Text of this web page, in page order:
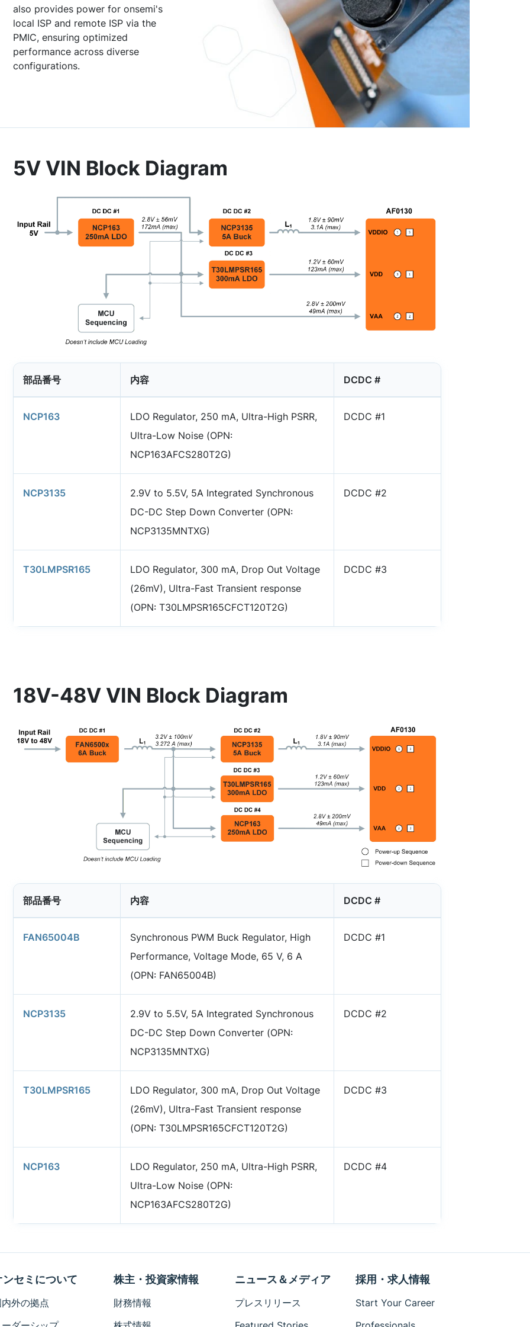
also provides power for onsemi's
local ISP and remote ISP via the
PMIC, ensuring optimized
performance across diverse
configurations.
5V VIN Block Diagram
部品番号 内容 DCDC #
NCP163
LDO Regulator, 250 mA, Ultra-High PSRR,
Ultra-Low Noise (OPN:
NCP163AFCS280T2G)
DCDC #1
NCP3135
2.9V to 5.5V, 5A Integrated Synchronous
DC-DC Step Down Converter (OPN:
NCP3135MNTXG)
DCDC #2
T30LMPSR165
LDO Regulator, 300 mA, Drop Out Voltage
(26mV), Ultra-Fast Transient response
(OPN: T30LMPSR165CFCT120T2G)
DCDC #3
18V-48V VIN Block Diagram
部品番号 内容 DCDC #
FAN65004B
Synchronous PWM Buck Regulator, High
Performance, Voltage Mode, 65 V, 6 A
(OPN: FAN65004B)
DCDC #1
NCP3135
2.9V to 5.5V, 5A Integrated Synchronous
DC-DC Step Down Converter (OPN:
NCP3135MNTXG)
DCDC #2
T30LMPSR165
LDO Regulator, 300 mA, Drop Out Voltage
(26mV), Ultra-Fast Transient response
(OPN: T30LMPSR165CFCT120T2G)
DCDC #3
NCP163
LDO Regulator, 250 mA, Ultra-High PSRR,
Ultra-Low Noise (OPN:
NCP163AFCS280T2G)
DCDC #4
ンセミについて
内外の拠点
株主・投資家情報
財務情報
ニュース＆メディア
プレスリリース
採用・求人情報
Start Your Career